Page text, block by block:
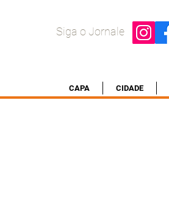
Siga o Jornale
CAPA CIDADE